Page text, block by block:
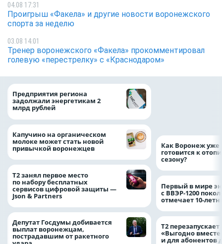
04.08 17:31
Проигрыш «Факела» и другие новости воронежского
спорта за неделю
03.08 14:01
Тренер воронежского «Факела» прокомментировал
голевую «перестрелку» с «Краснодаром»
Предприятия региона
задолжали энергетикам 2
млрд рублей
Капучино на органическом
молоке может стать новой
привычкой воронежцев
Т2 занял первое место
по набору бесплатных
сервисов цифровой защиты —
Json & Partners
Депутат Госдумы добивается
выплат воронежцам,
пострадавшим от ракетного
Как Воронеж уже
готовится к
сезону?
Первый в мире
с ВВЭР-1200
отмечает 10-
Т2
«Выгодно
и для абонентов